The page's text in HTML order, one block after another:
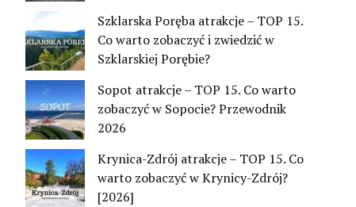
Szklarska Poręba atrakcje – TOP 15.
Co warto zobaczyć i zwiedzić w
Szklarskiej Porębie?
Sopot atrakcje – TOP 15. Co warto
zobaczyć w Sopocie? Przewodnik
2026
Krynica-Zdrój atrakcje – TOP 15. Co
warto zobaczyć w Krynicy-Zdrój?
[2026]